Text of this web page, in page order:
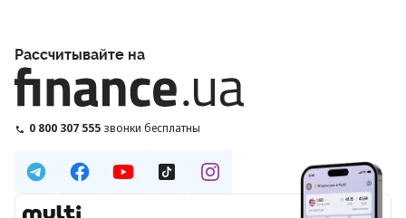
Рассчитывайте на
0 800 307 555 звонки бесплатны